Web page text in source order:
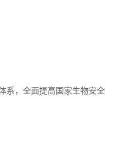
系，全面提高国家生物安全